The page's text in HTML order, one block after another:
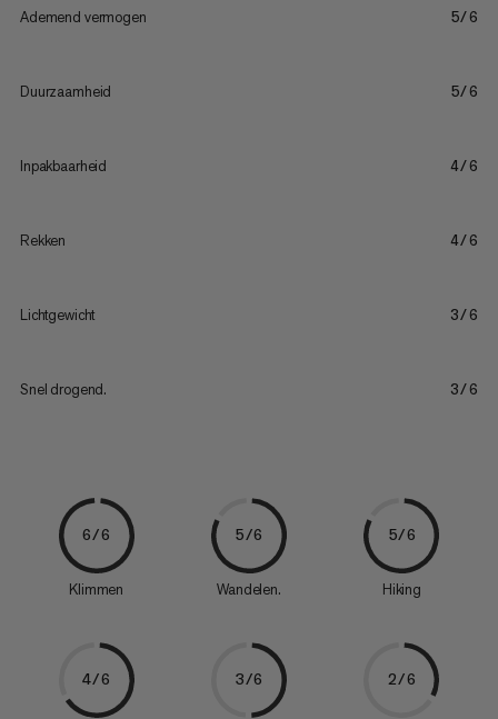
Ademend vermogen 5/6
Duurzaamheid 5/6
Inpakbaarheid 4/6
Rekken 4/6
Lichtgewicht 3/6
Snel drogend. 3/6
6/6
Klimmen
5/6
Wandelen.
5/6
Hiking
4/6 3/6 2/6